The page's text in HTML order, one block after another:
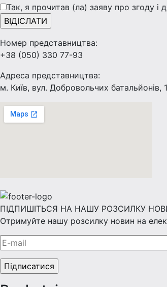
Так, я прочитав (ла) заяву про згоду і
Номер представництва:
+38 (050) 330 77-93
Адреса представництва:
м. Київ, вул. Добровольчих батальйонів,
ПІДПИШІТЬСЯ НА НАШУ РОЗСИЛКУ
Отримуйте нашу розсилку новин на